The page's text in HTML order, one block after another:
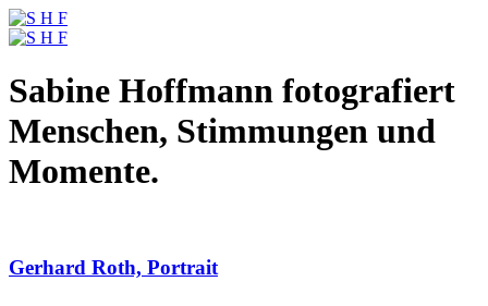
Sabine Hoffmann fotografiert
Menschen, Stimmungen und
Momente.
Gerhard Roth, Portrait